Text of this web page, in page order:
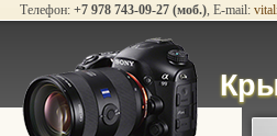
Телефон: +7 978 743-09-27 (моб.), E-mail: